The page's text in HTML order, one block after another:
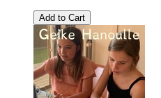
Add to Cart